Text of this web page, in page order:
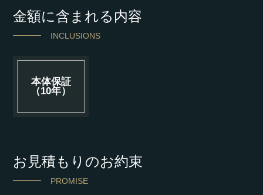
金額に含まれる内容
INCLUSIONS
本体保証
（10年）
お見積もりのお約束
PROMISE